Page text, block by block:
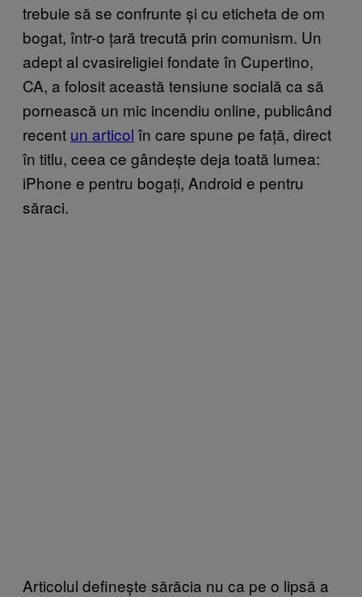
trebuie să se confrunte și cu eticheta de om
bogat, într-o țară trecută prin comunism. Un
adept al cvasireligiei fondate în Cupertino,
CA, a folosit această tensiune socială ca să
pornească un mic incendiu online, publicând
recent un articol în care spune pe față, direct
în titlu, ceea ce gândește deja toată lumea:
iPhone e pentru bogați, Android e pentru
săraci.
Articolul definește sărăcia nu ca pe o lipsă a